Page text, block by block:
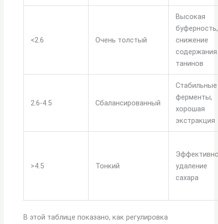
<2.6 Очень толстый
Высокая
буферность,
снижение
содержания
танинов
2.6-4.5 Сбалансированный
Стабильные
ферменты,
хорошая
экстракция
>4.5 Тонкий
удаление
сахара
В этой таблице показано, как регулировка